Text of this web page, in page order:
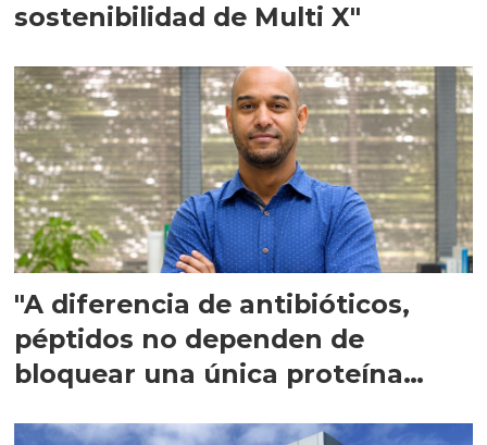
sostenibilidad de Multi X"
"A diferencia de antibióticos,
péptidos no dependen de
bloquear una única proteína